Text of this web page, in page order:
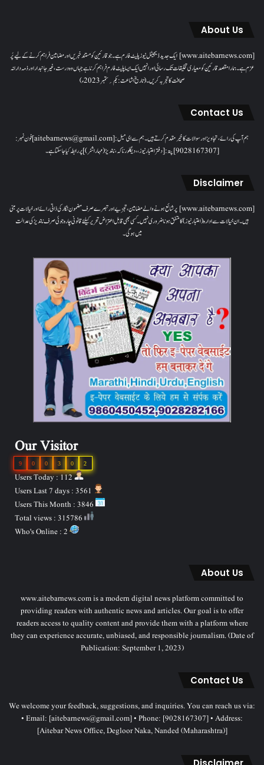
About Us
[www.aitebarnews.com] ایک جدید ڈیجیٹل نیوز پلیٹ فارم ہے۔ جو قارئین کو مستند خبریں اور مضامین فراہم کرنے کے لیے پُر
عزم ہے۔ ہمارا مقصدقارئین کو معیاری تخلیقات تک رسائی اور انہیں ایک ایسا پلیٹ فارم فراہم کرنا ہے جہاں وہ درست، غیر جانبدار اور ذمہ دارانہ
صحافت کا تجربہ کریں۔( تاریخ اشاعت : یکم؍ ستمبر 2023ء)
Contact Us
ہم آپ کی رائے، تجاویز اور سوالات کا خیرمقدم کرتے ہیں۔ ہم سےای میل: [aitebarnews@gmail.com]فون نمبر:
[9028167307]پتہ: [دفتر اعتبار نیوز، ، دیگلور ناکہ، ناندیڑ(مہاراشٹر) ] پر رابطہ کیا جاسکتا ہے۔
Disclaimer
[www.aitebarnews.com] پر شائع ہونے والے مضامین، تجزیے اور تبصرے صرف مضمون نگار کی ذاتی رائے اور خیالات پر مبنی
ہیں۔ ان خیالات سے ادارہ (اعتبار نیوز) کا متفق ہونا ضروری نہیں۔ کسی بھی قابل اعتراض تحریر کیلئے قانونی چارہ جوئی صرف ناندیڑ کی عدالت
میں ہوگی۔
Our Visitor
2
0
3
0
0
9
Users Today : 112
About Us
www.aitebarnews.com is a modern digital news platform committed to
providing readers with authentic news and articles. Our goal is to offer
readers access to quality content and provide them with a platform where
they can experience accurate, unbiased, and responsible journalism. (Date of
Publication: September 1, 2023)
Contact Us
We welcome your feedback, suggestions, and inquiries. You can reach us via:
• Email: [aitebarnews@gmail.com] • Phone: [9028167307] • Address:
[Aitebar News Office, Degloor Naka, Nanded (Maharashtra)]